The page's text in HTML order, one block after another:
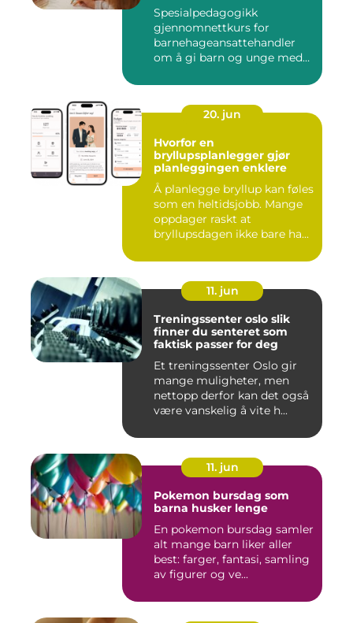
Spesialpedagogikk
gjennomnettkurs for
barnehageansattehandler
om å gi barn og unge med
20. jun
Hvorfor en
bryllupsplanlegger gjør
planleggingen enklere
Å planlegge bryllup kan føles
som en heltidsjobb. Mange
oppdager raskt at
bryllupsdagen ikke bare ha...
11. jun
Treningssenter oslo slik
finner du senteret som
faktisk passer for deg
Et treningssenter Oslo gir
mange muligheter, men
nettopp derfor kan det også
være vanskelig å vite h...
11. jun
Pokemon bursdag som
barna husker lenge
En pokemon bursdag samler
alt mange barn liker aller
best: farger, fantasi, samling
av figurer og ve...